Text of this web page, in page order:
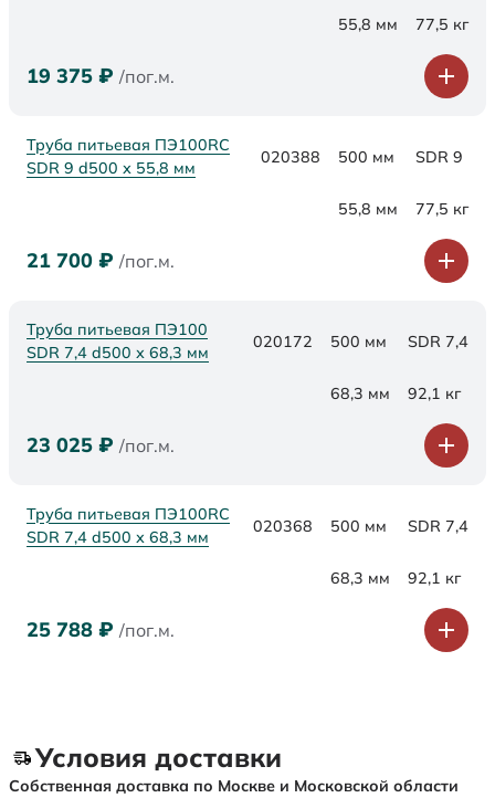
55,8 мм 77,5 кг
19 375 ₽ /пог.м.
Труба питьевая ПЭ100RC
SDR 9 d500 х 55,8 мм
020388 500 мм SDR 9
55,8 мм 77,5 кг
21 700 ₽ /пог.м.
Труба питьевая ПЭ100
SDR 7,4 d500 х 68,3 мм
020172 500 мм SDR 7,4
68,3 мм 92,1 кг
23 025 ₽ /пог.м.
Труба питьевая ПЭ100RC
SDR 7,4 d500 х 68,3 мм
020368 500 мм SDR 7,4
68,3 мм 92,1 кг
25 788 ₽ /пог.м.
Условия доставки
Собственная доставка по Москве и Московской области